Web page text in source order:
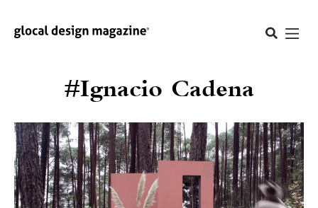
#Ignacio Cadena